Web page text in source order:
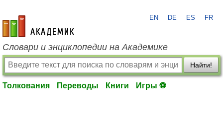
academic.ru
EN DE ES FR
Словари и энциклопедии на Академике
Найти!
Толкования Переводы Книги Игры ⚽